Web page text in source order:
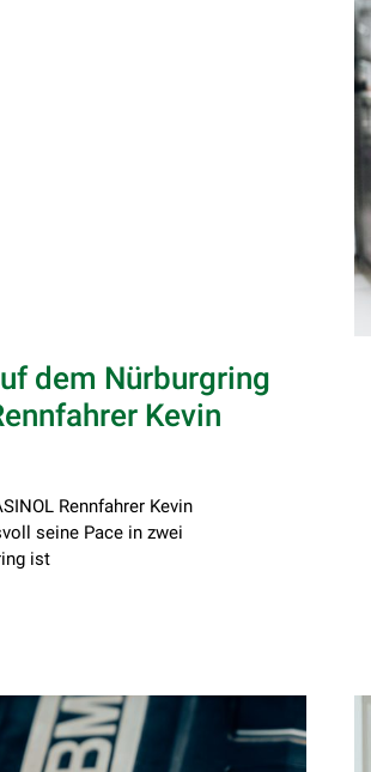
dem Nürburgring
Kevin
Rennfahrer Kevin
seine Pace in zwei
ist